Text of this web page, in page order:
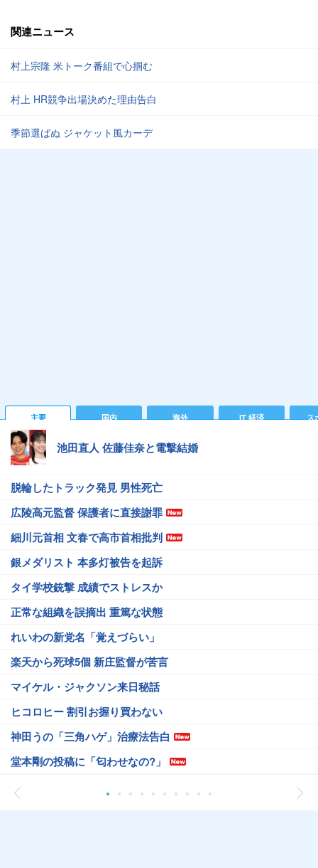
関連ニュース
村上宗隆 米トーク番組で心掴む
村上 HR競争出場決めた理由告白
季節選ばぬ ジャケット風カーデ
主要 国内 海外 IT 経済 ス
池田直人 佐藤佳奈と電撃結婚
脱輪したトラック発見 男性死亡
広陵高元監督 保護者に直接謝罪
細川元首相 文春で高市首相批判
銀メダリスト 本多灯被告を起訴
タイ学校銃撃 成績でストレスか
正常な組織を誤摘出 重篤な状態
れいわの新党名「覚えづらい」
楽天から死球5個 新庄監督が苦言
マイケル・ジャクソン来日秘話
ヒコロヒー 割引お握り買わない
神田うの「三角ハゲ」治療法告白
堂本剛の投稿に「匂わせなの?」